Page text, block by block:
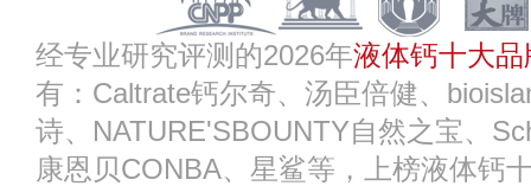
经专业研究评测的2026年液体钙十大
有：Caltrate钙尔奇、汤臣倍健、
诗、NATURE'SBOUNTY自然之宝、
康恩贝CONBA、星鲨等，上榜液体钙